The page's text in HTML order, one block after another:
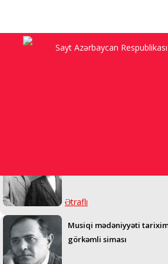
Sayt Azərbaycan
Ətraflı
Musiqi mədəniyyəti
görkəmli siması